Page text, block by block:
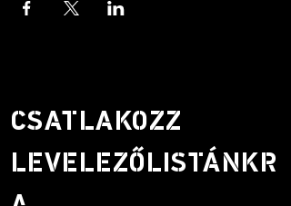
CSATLAKOZZ
LEVELEZŐLISTÁNKR